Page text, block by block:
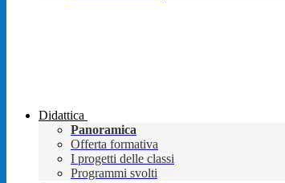
Didattica
Panoramica
Offerta formativa
I progetti delle classi
Programmi svolti